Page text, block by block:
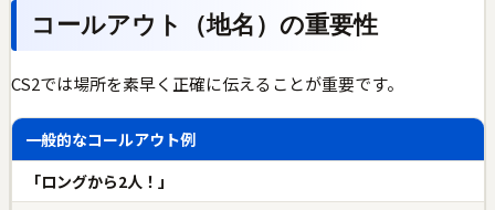
コールアウト（地名）の重要性
CS2では場所を素早く正確に伝えることが重要です。
一般的なコールアウト例
「ロングから2人！」